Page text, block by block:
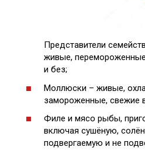
Представители
живые,
и без;
Моллюски – живые,
замороженные, свежие
Филе и мясо рыбы,
включая сушёную,
подвергаемую и не